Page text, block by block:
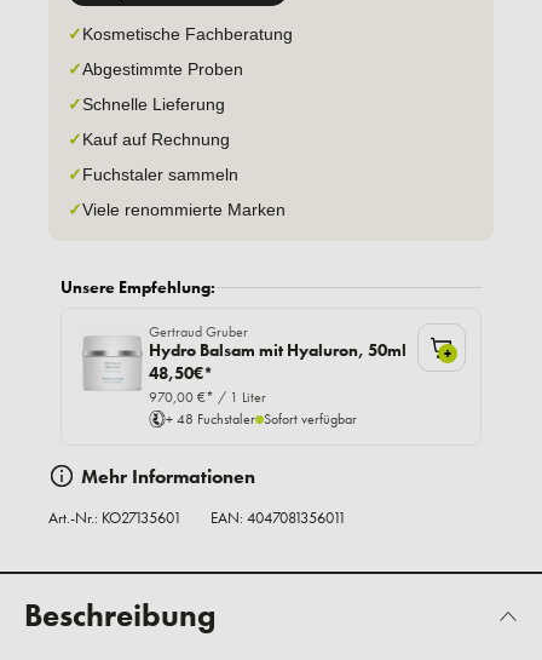
✓Kosmetische Fachberatung
✓Abgestimmte Proben
✓Schnelle Lieferung
✓Kauf auf Rechnung
✓Fuchstaler sammeln
✓Viele renommierte Marken
Unsere Empfehlung:
Gertraud Gruber
Hydro Balsam mit Hyaluron, 50ml
48,50€*
970,00 €* / 1 Liter
+ 48 Fuchstaler Sofort verfügbar
+
Mehr Informationen
Art.-Nr.: KO27135601 EAN: 4047081356011
Beschreibung